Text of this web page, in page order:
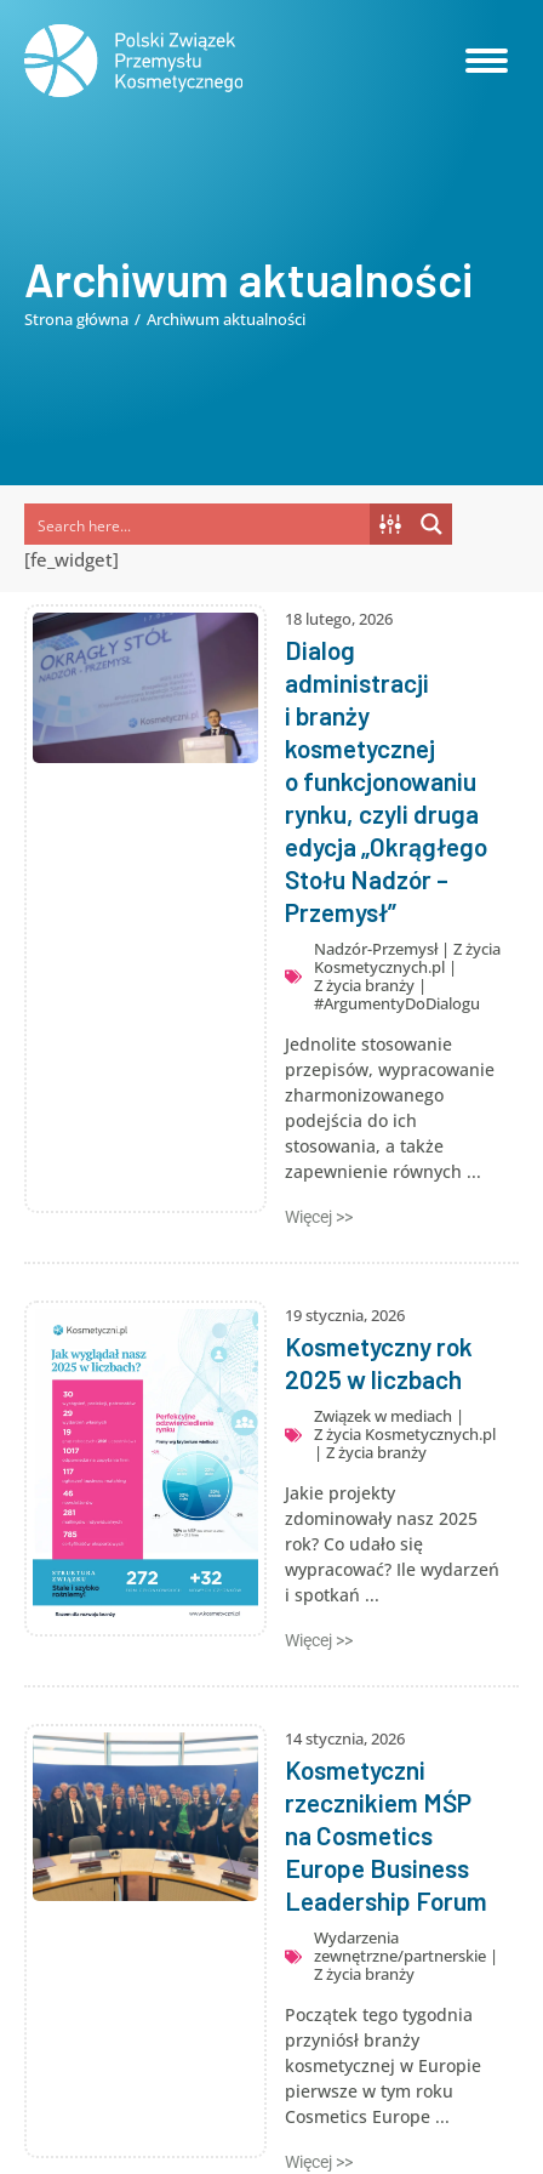
Archiwum aktualności
Jesteś tutaj:
Strona główna Archiwum aktualności
[fe_widget]
18 lutego, 2026
Dialog
administracji
i branży
kosmetycznej
o funkcjonowaniu
rynku, czyli druga
edycja „Okrągłego
Stołu Nadzór –
Przemysł”
Nadzór-Przemysł| Z życia
Kosmetycznych.pl|
Z życia branży|
#ArgumentyDoDialogu
Jednolite stosowanie
przepisów, wypracowanie
zharmonizowanego
podejścia do ich
stosowania, a także
zapewnienie równych ...
Więcej >>
19 stycznia, 2026
Kosmetyczny rok
2025 w liczbach
Związek w mediach |
Z życia Kosmetycznych.pl
| Z życia branży
Jakie projekty
zdominowały nasz 2025
rok? Co udało się
wypracować? Ile wydarzeń
i spotkań ...
Więcej >>
14 stycznia, 2026
Kosmetyczni
rzecznikiem MŚP
na Cosmetics
Europe Business
Leadership Forum
Wydarzenia
zewnętrzne/partnerskie|
Z życia branży
Początek tego tygodnia
przyniósł branży
kosmetycznej w Europie
pierwsze w tym roku
Cosmetics Europe ...
Więcej >>